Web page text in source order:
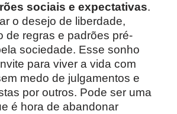
sociais e expectativas.
o desejo de liberdade,
de regras e padrões pré-
sociedade. Esse sonho
para viver a vida com
medo de julgamentos e
por outros. Pode ser uma
é hora de abandonar